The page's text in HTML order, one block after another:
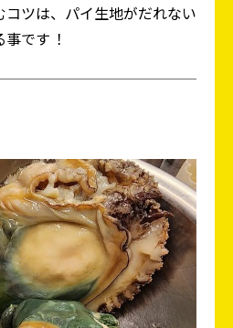
ツは、パイ生地がだれない
です ！